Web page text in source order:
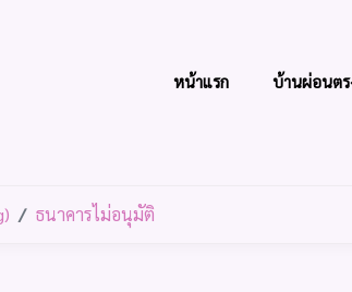
หน้าแรก บ้านผ่อนตร
ธนาคารไม่อนุมัติ